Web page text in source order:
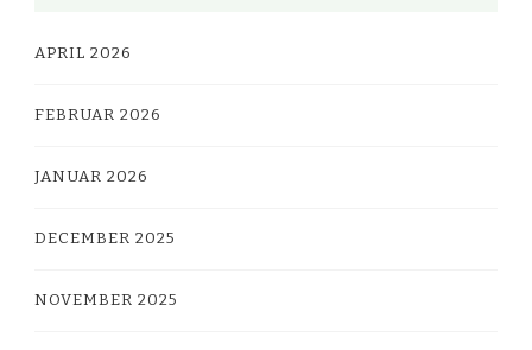
APRIL 2026
FEBRUAR 2026
JANUAR 2026
DECEMBER 2025
NOVEMBER 2025